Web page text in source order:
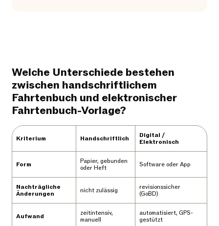
Welche Unterschiede bestehen
zwischen handschriftlichem
Fahrtenbuch und elektronischer
Fahrtenbuch-Vorlage?
Kriterium Handschriftlich
Digital /
Elektronisch
Form
Papier, gebunden
oder Heft
Software oder App
Nachträgliche
Änderungen
nicht zulässig
revisionssicher
(GoBD)
Aufwand
zeitintensiv,
manuell
automatisiert, GPS-
gestützt